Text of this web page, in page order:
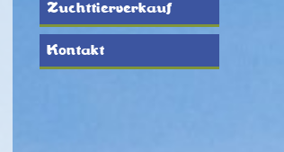
Zuchttierverkauf
Kontakt